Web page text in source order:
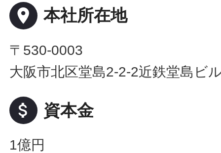
place 本社所在地
〒530-0003
大阪市北区堂島2-2-2近鉄堂島ビ
attach_money 資本金
1億円